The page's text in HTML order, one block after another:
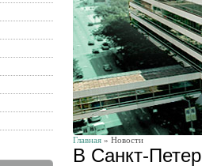
Главная » Новости
В Санкт-